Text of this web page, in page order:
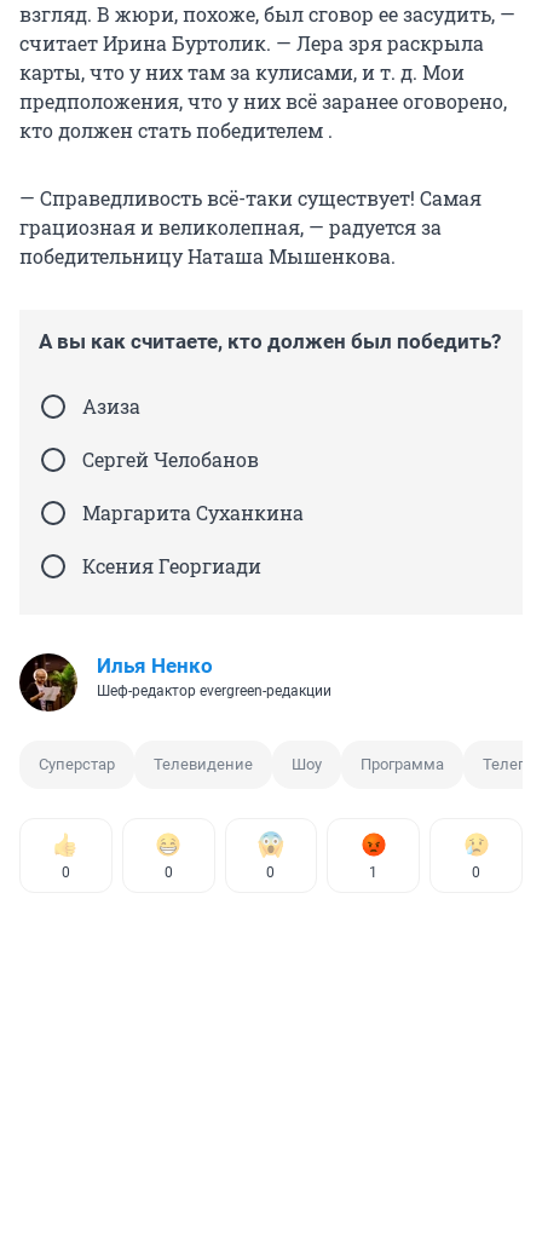
взгляд. В жюри, похоже, был сговор ее засудить, —
считает Ирина Буртолик. — Лера зря раскрыла
карты, что у них там за кулисами, и т. д. Мои
предположения, что у них всё заранее оговорено,
кто должен стать победителем .
— Справедливость всё-таки существует! Самая
грациозная и великолепная, — радуется за
победительницу Наташа Мышенкова.
А вы как считаете, кто должен был победить?
Азиза
Сергей Челобанов
Маргарита Суханкина
Ксения Георгиади
Илья Ненко
Шеф-редактор evergreen-редакции
Суперстар Телевидение Шоу Программа
0 0 0 1 0